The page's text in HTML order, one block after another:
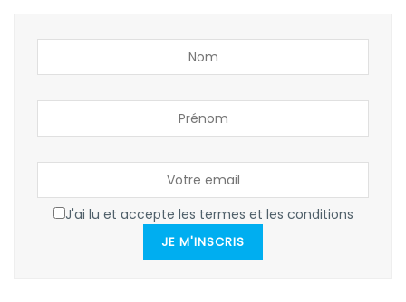
J'ai lu et accepte les termes et les conditions
JE M'INSCRIS